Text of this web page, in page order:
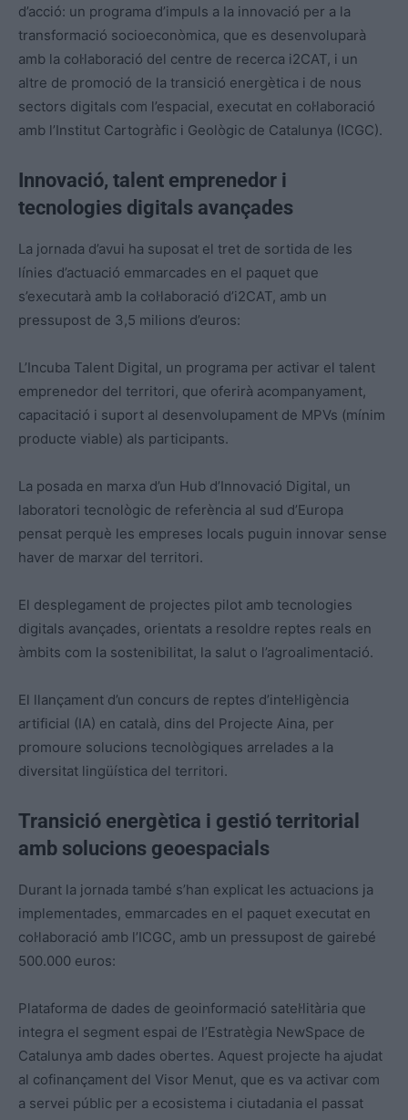
d’acció: un programa d’impuls a la innovació per a la
transformació socioeconòmica, que es desenvoluparà
amb la col·laboració del centre de recerca i2CAT, i un
altre de promoció de la transició energètica i de nous
sectors digitals com l’espacial, executat en col·laboració
amb l’Institut Cartogràfic i Geològic de Catalunya (ICGC).
Innovació, talent emprenedor i
tecnologies digitals avançades
La jornada d’avui ha suposat el tret de sortida de les
línies d’actuació emmarcades en el paquet que
s’executarà amb la col·laboració d’i2CAT, amb un
pressupost de 3,5 milions d’euros:
L’Incuba Talent Digital, un programa per activar el talent
emprenedor del territori, que oferirà acompanyament,
capacitació i suport al desenvolupament de MPVs (mínim
producte viable) als participants.
La posada en marxa d’un Hub d’Innovació Digital, un
laboratori tecnològic de referència al sud d’Europa
pensat perquè les empreses locals puguin innovar sense
haver de marxar del territori.
El desplegament de projectes pilot amb tecnologies
digitals avançades, orientats a resoldre reptes reals en
àmbits com la sostenibilitat, la salut o l’agroalimentació.
El llançament d’un concurs de reptes d’intel·ligència
artificial (IA) en català, dins del Projecte Aina, per
promoure solucions tecnològiques arrelades a la
diversitat lingüística del territori.
Transició energètica i gestió territorial
amb solucions geoespacials
Durant la jornada també s’han explicat les actuacions ja
implementades, emmarcades en el paquet executat en
col·laboració amb l’ICGC, amb un pressupost de gairebé
500.000 euros:
Plataforma de dades de geoinformació satel·litària que
integra el segment espai de l’Estratègia NewSpace de
Catalunya amb dades obertes. Aquest projecte ha ajudat
al cofinançament del Visor Menut, que es va activar com
a servei públic per a ecosistema i ciutadania el passat